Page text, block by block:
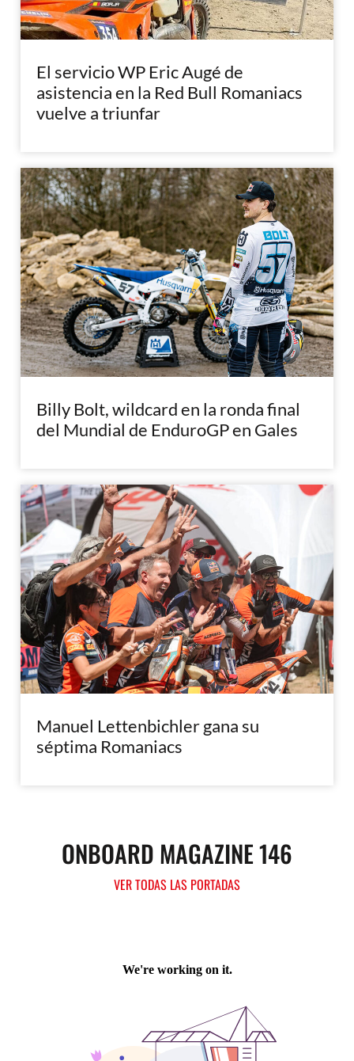
El servicio WP Eric Augé de
asistencia en la Red Bull Romaniacs
vuelve a triunfar
Billy Bolt, wildcard en la ronda final
del Mundial de EnduroGP en Gales
Manuel Lettenbichler gana su
séptima Romaniacs
ONBOARD MAGAZINE 146
VER TODAS LAS PORTADAS